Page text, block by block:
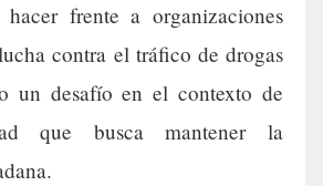
frente a organizaciones
contra el tráfico de drogas
un desafío en el contexto de
que busca mantener la